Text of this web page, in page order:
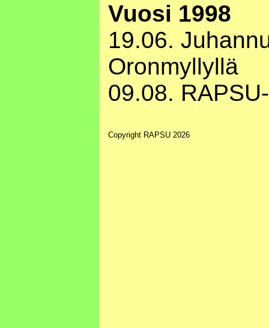
Vuosi 1998
19.06.
Oronmyllyllä
09.08.
Copyright RAPSU 2026